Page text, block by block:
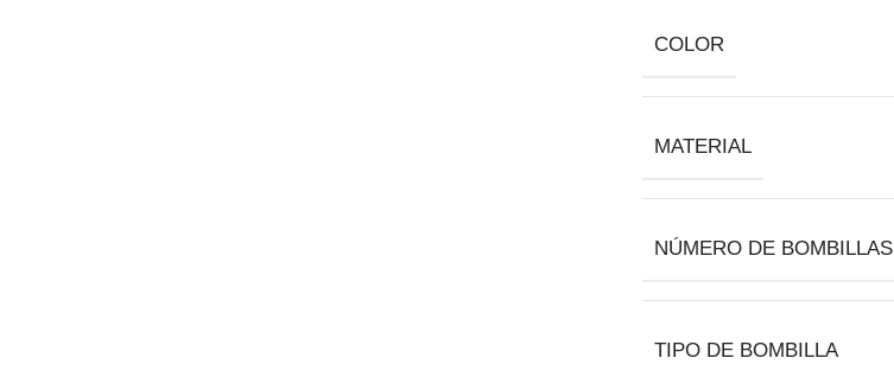
COLOR
MATERIAL
NÚMERO DE BOMBILLAS
TIPO DE BOMBILLA